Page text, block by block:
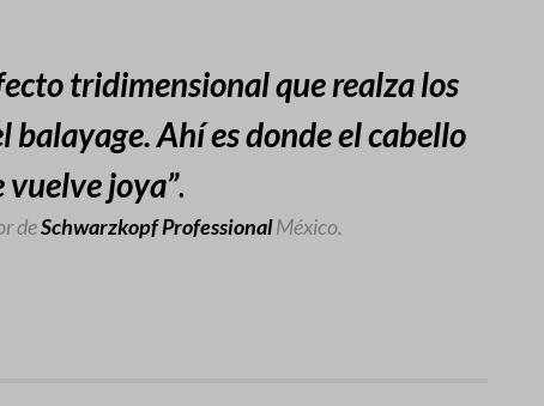
tridimensional que realza los
balayage. Ahí es donde el cabello
vuelve joya”.
deSchwarzkopf ProfessionalMéxico.